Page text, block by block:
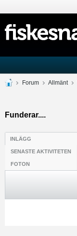
Forum Allmänt
Funderar....
INLÄGG
SENASTE AKTIVITETEN
FOTON